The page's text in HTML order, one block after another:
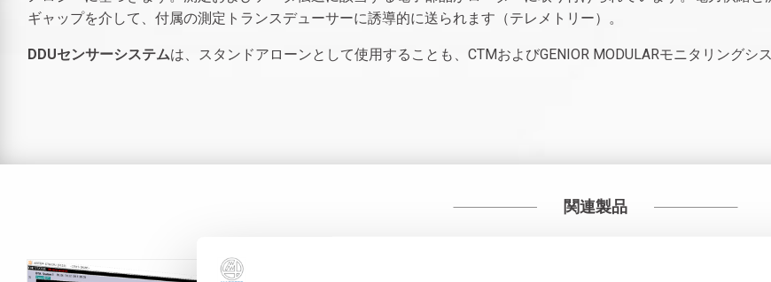
ギャップを介して、付属の測定トランスデューサーに誘導的に送られます（テレメトリー）。
DDUセンサーシステムは、スタンドアローンとして使用することも、CTMおよびGENIOR MODULARモニタリングシ
関連製品